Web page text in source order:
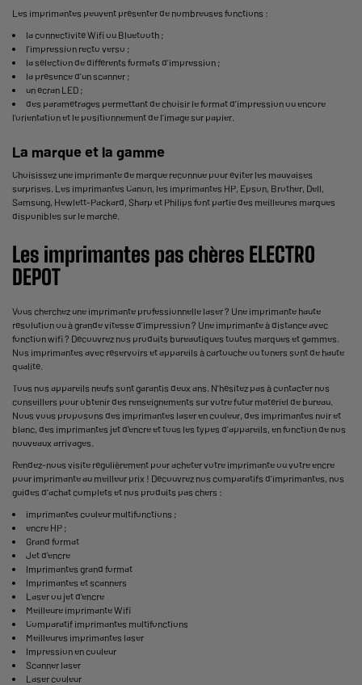
Les imprimantes peuvent présenter de nombreuses fonctions :
la connectivité Wifi ou Bluetooth ;
l’impression recto verso ;
la sélection de différents formats d’impression ;
la présence d’un scanner ;
un écran LED ;
des paramétrages permettant de choisir le format d’impression ou encore
l’orientation et le positionnement de l’image sur papier.
La marque et la gamme
Choisissez une imprimante de marque reconnue pour éviter les mauvaises
surprises. Les imprimantes Canon, les imprimantes HP, Epson, Brother, Dell,
Samsung, Hewlett-Packard, Sharp et Philips font partie des meilleures marques
disponibles sur le marché.
Les imprimantes pas chères ELECTRO
DEPOT
Vous cherchez une imprimante professionnelle laser ? Une imprimante haute
résolution ou à grande vitesse d’impression ? Une imprimante à distance avec
fonction wifi ? Découvrez nos produits bureautiques toutes marques et gammes.
Nos imprimantes avec réservoirs et appareils à cartouche ou toners sont de haute
qualité.
Tous nos appareils neufs sont garantis deux ans. N’hésitez pas à contacter nos
conseillers pour obtenir des renseignements sur votre futur matériel de bureau.
Nous vous proposons des imprimantes laser en couleur, des imprimantes noir et
blanc, des imprimantes jet d'encreet tous les types d’appareils, en fonction de nos
nouveaux arrivages.
Rendez-nous visite régulièrement pour acheter votre imprimante ou votre encre
pour imprimante au meilleur prix ! Découvrez nos comparatifs d’imprimantes, nos
guides d’achat complets et nos produits pas chers :
imprimantes couleur multifonctions ;
encre HP ;
Grand format
Jet d'encre
Imprimantes grand format
Imprimantes et scanners
Laser ou jet d’encre
Meilleure imprimante Wifi
Comparatif imprimantes multifonctions
Meilleures imprimantes laser
Impression en couleur
Scanner laser
Laser couleur